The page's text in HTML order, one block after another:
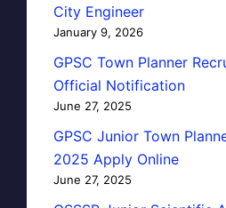
City Engineer
January 9, 2026
GPSC Town Planner
Official Notification
June 27, 2025
GPSC Junior Town
2025 Apply Online
June 27, 2025